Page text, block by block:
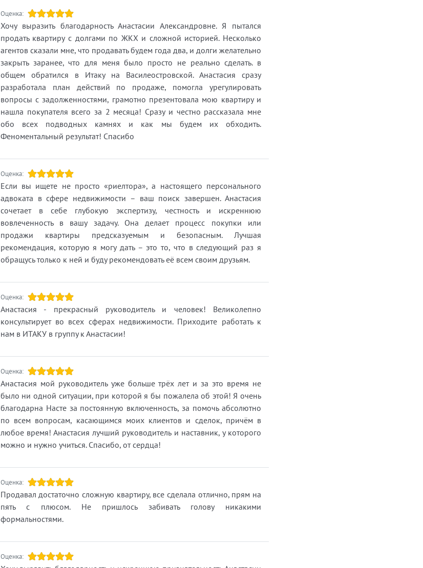
основной минус: сезонность монолитных
работ.
Третий вариант: сборный монолит, или
еще называют по старинке-панельная
технология. ЖБИ изготавливаются на
заводе и потом, как конструктор,
собираются на стройке. Плюсы: высокая
скорость возведения, что приятно влияет
на цену за квадратный метр, улучшенная
теплоизоляция, отсутствие стыков и швов.
Минусы: все планировки стандартные,
А для Вас важно из чего строится Ваша
будущая квартира?
Все новостройки в одном месте.
Агент Анастасия Петрова-Орлинская
https://itaka.spb.ru/staff/agent/14112
https://itaka.spb.ru/offices/office/0000000
19
Оценка:
Хочу выразить благодарность Анастасии Александровне. Я пытался
продать квартиру с долгами по ЖКХ и сложной историей. Несколько
агентов сказали мне, что продавать будем года два, и долги желательно
закрыть заранее, что для меня было просто не реально сделать. в
общем обратился в Итаку на Василеостровской. Анастасия сразу
разработала план действий по продаже, помогла урегулировать
вопросы с задолженностями, грамотно презентовала мою квартиру и
нашла покупателя всего за 2 месяца! Сразу и честно рассказала мне
обо всех подводных камнях и как мы будем их обходить.
Феноментальный результат! Спасибо
Оценка:
Если вы ищете не просто «риелтора», а настоящего персонального
адвоката в сфере недвижимости – ваш поиск завершен. Анастасия
сочетает в себе глубокую экспертизу, честность и искреннюю
вовлеченность в вашу задачу. Она делает процесс покупки или
продажи квартиры предсказуемым и безопасным. Лучшая
рекомендация, которую я могу дать – это то, что в следующий раз я
обращусь только к ней и буду рекомендовать её всем своим друзьям.
Оценка:
Анастасия - прекрасный руководитель и человек! Великолепно
консультирует во всех сферах недвижимости. Приходите работать к
нам в ИТАКУ в группу к Анастасии!
Оценка:
Анастасия мой руководитель уже больше трёх лет и за это время не
было ни одной ситуации, при которой я бы пожалела об этой! Я очень
благодарна Насте за постоянную включенность, за помочь абсолютно
по всем вопросам, касающимся моих клиентов и сделок, причём в
любое время! Анастасия лучший руководитель и наставник, у которого
можно и нужно учиться. Спасибо, от сердца!
Оценка:
Продавал достаточно сложную квартиру, все сделала отлично, прям на
пять с плюсом. Не пришлось забивать голову никакими
формальностями.
Оценка: